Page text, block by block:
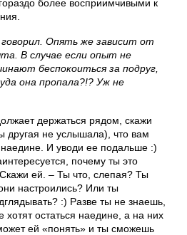
более восприимчивыми к
Опять же зависит от
В случае если опыт не
беспокоиться за подруг,
она пропала?!? Уж не
держаться рядом, скажи
другая не услышала), что вам
наедине. И уводи ее подальше :)
почему ты это
ей. – Ты что, слепая? Ты
настроились? Или ты
:) Разве ты не знаешь,
хотят остаться наедине, а на них
ей «понять» и ты сможешь